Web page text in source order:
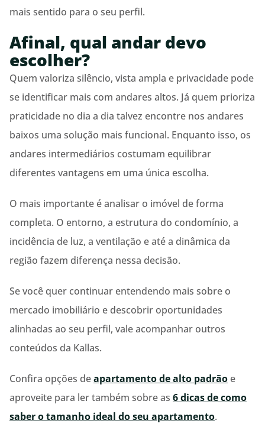
mais sentido para o seu perfil.
Afinal, qual andar devo
escolher?
Quem valoriza silêncio, vista ampla e privacidade pode
se identificar mais com andares altos. Já quem prioriza
praticidade no dia a dia talvez encontre nos andares
baixos uma solução mais funcional. Enquanto isso, os
andares intermediários costumam equilibrar
diferentes vantagens em uma única escolha.
O mais importante é analisar o imóvel de forma
completa. O entorno, a estrutura do condomínio, a
incidência de luz, a ventilação e até a dinâmica da
região fazem diferença nessa decisão.
Se você quer continuar entendendo mais sobre o
mercado imobiliário e descobrir oportunidades
alinhadas ao seu perfil, vale acompanhar outros
conteúdos da Kallas.
Confira opções deapartamento de alto padrão e
aproveite para ler também sobre as 6 dicas de como
saber o tamanho ideal do seu apartamento.